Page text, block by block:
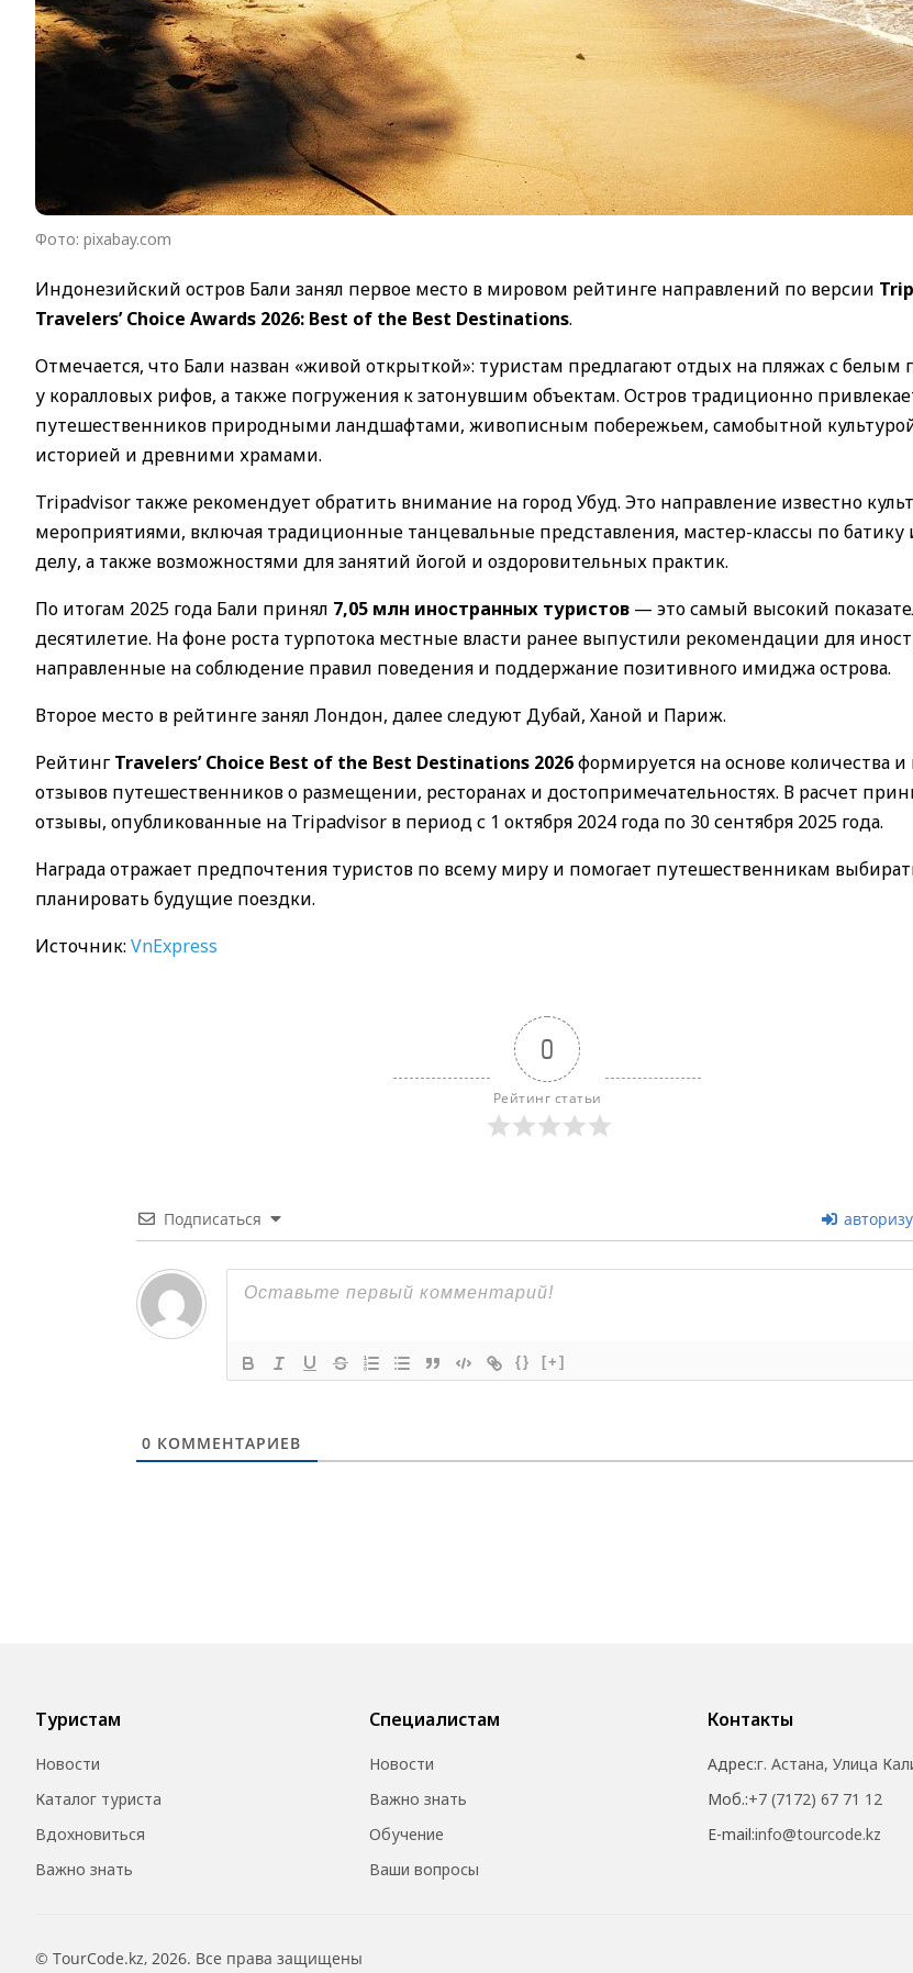
Фото: pixabay.com
Индонезийский остров Бали занял первое место в мировом рейтинге направлений по версии
Travelers’ Choice Awards 2026: Best of the Best Destinations.
Отмечается, что Бали назван «живой открыткой»: туристам предлагают отдых на пляжах с белым
у коралловых рифов, а также погружения к затонувшим объектам. Остров традиционно
путешественников природными ландшафтами, живописным побережьем, самобытной
историей и древними храмами.
Tripadvisor также рекомендует обратить внимание на город Убуд. Это направление известно
мероприятиями, включая традиционные танцевальные представления, мастер-классы по
делу, а также возможностями для занятий йогой и оздоровительных практик.
По итогам 2025 года Бали принял 7,05 млн иностранных туристов — это самый высокий
десятилетие. На фоне роста турпотока местные власти ранее выпустили рекомендации для
направленные на соблюдение правил поведения и поддержание позитивного имиджа острова.
Второе место в рейтинге занял Лондон, далее следуют Дубай, Ханой и Париж.
Рейтинг Travelers’ Choice Best of the Best Destinations 2026формируется на основе количества и
отзывов путешественников о размещении, ресторанах и достопримечательностях. В расчет
отзывы, опубликованные на Tripadvisor в период с 1 октября 2024 года по 30 сентября 2025 года.
Награда отражает предпочтения туристов по всему миру и помогает путешественникам
планировать будущие поездки.
Источник: VnExpress
0
Рейтинг статьи
Подписаться
{} [+]
0 КОММЕНТАРИЕВ
Туристам
Новости
Каталог туриста
Вдохновиться
Важно знать
Специалистам
Новости
Важно знать
Обучение
Ваши вопросы
Контакты
Адрес:г. Астана, Улица
Моб.:+7 (7172) 67 71 12
E-mail:info@tourcode.kz
© TourCode.kz, 2026. Все права защищены